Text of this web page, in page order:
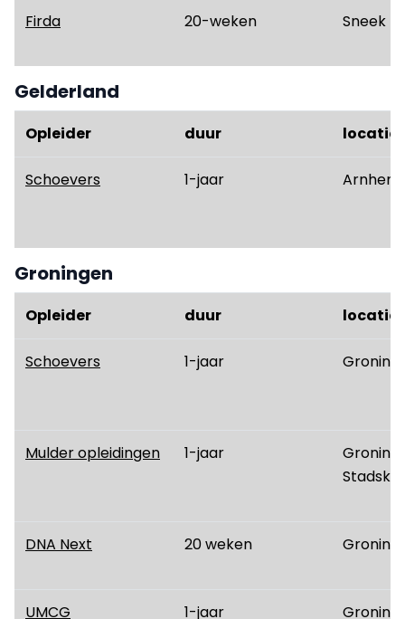
Firda 20-weken Sneek
Gelderland
Opleider duur locatie
Schoevers 1-jaar Arnhem
Groningen
Opleider duur locatie
Schoevers 1-jaar
Mulder opleidingen 1-jaar
DNA Next 20 weken
UMCG 1-jaar